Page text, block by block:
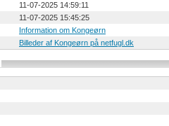
11-07-2025 14:59:11
11-07-2025 15:45:25
Information om Kongeørn
Billeder af Kongeørn på netfugl.dk